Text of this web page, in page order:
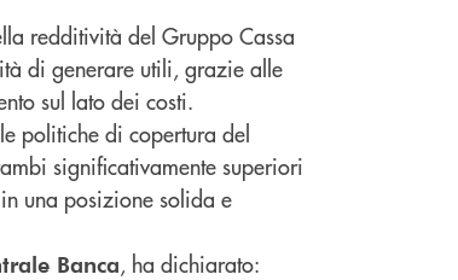
redditività del Gruppo Cassa
di generare utili, grazie alle
sul lato dei costi.
politiche di copertura del
significativamente superiori
una posizione solida e
Banca, ha dichiarato: